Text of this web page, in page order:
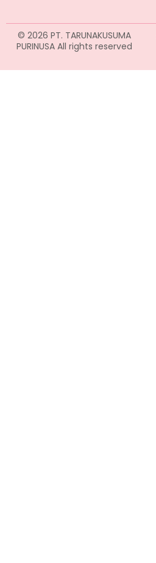
© 2026 PT. TARUNAKUSUMA
PURINUSA All rights reserved